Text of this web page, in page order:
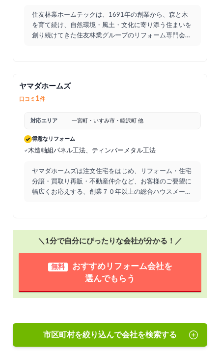
住友林業ホームテックは、1691年の創業から、森と木
を育て続け、自然環境・風土・文化に寄り添う住まいを
創り続けてきた住友林業グループのリフォーム専門会
ヤマダホームズ
口コミ 1件
対応エリア 一宮町・いすみ市・睦沢町 他
得意なリフォーム
木造軸組パネル工法、ティンバーメタル工法
ヤマダホームズは注文住宅をはじめ、リフォーム・住宅
分譲・買取り再販・不動産仲介など、お客様のご要望に
幅広くお応えする、創業７０年以上の総合ハウスメーカ
＼1分で自分にぴったりな会社が分かる！／
無料
おすすめリフォーム会社を
選んでもらう
市区町村を絞り込んで会社を検索する